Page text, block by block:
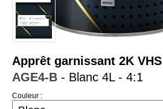
TUTORIEL & CONSEILS
Apprêt garnissant 2K VHS
AGE4-B - Blanc 4L - 4:1
Couleur :